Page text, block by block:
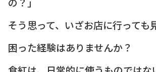
そう思って、いざお店に行っても
困った経験はありませんか？